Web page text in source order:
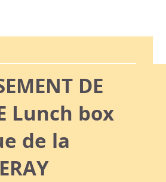
DE
Lunch box
de la